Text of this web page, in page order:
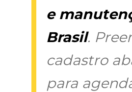
e
Brasil.
cadastro
para